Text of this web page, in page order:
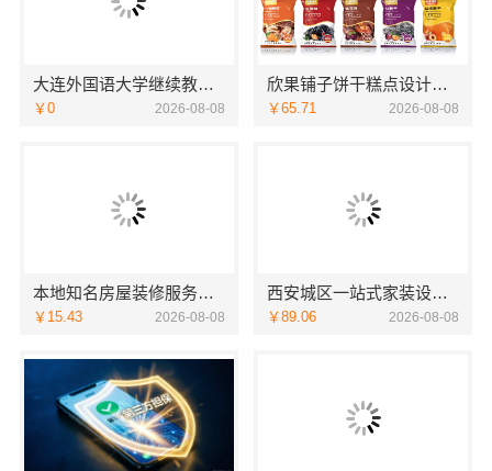
大连外国语大学继续教育学院线上咨询英语专业
￥0 2026-08-08
欣果铺子饼干糕点设计的非常新颖
￥65.71 2026-08-08
本地知名房屋装修服务环保嘉兴绿色之家建材科技
￥15.43 2026-08-08
西安城区一站式家装设计毛坯房自有施工队-居安天成（西安）建筑工程有限责任公司
￥89.06 2026-08-08